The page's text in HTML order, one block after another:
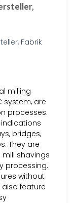
milling
system, are
processes.
bridges,
They are
shavings
processing,
without
feature